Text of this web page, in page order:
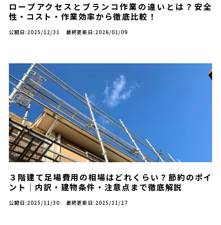
ロープアクセスとブランコ作業の違いとは？安全
性・コスト・作業効率から徹底比較！
公開日:2025/12/31 最終更新日:2026/01/09
３階建て足場費用の相場はどれくらい？節約のポイ
ント｜内訳・建物条件・注意点まで徹底解説
公開日:2025/11/30 最終更新日:2025/11/27